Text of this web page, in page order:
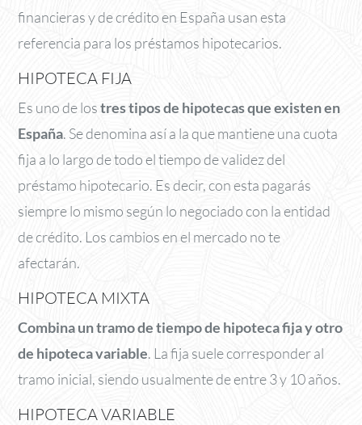
financieras y de crédito en España usan esta
referencia para los préstamos hipotecarios.
HIPOTECA FIJA
Es uno de lostres tipos de hipotecas que existen en
España. Se denomina así a la que mantiene una cuota
fija a lo largo de todo el tiempo de validez del
préstamo hipotecario. Es decir, con esta pagarás
siempre lo mismo según lo negociado con la entidad
de crédito. Los cambios en el mercado no te
afectarán.
HIPOTECA MIXTA
Combina un tramo de tiempo de hipoteca fija y otro
de hipoteca variable. La fija suele corresponder al
tramo inicial, siendo usualmente de entre 3 y 10 años.
HIPOTECA VARIABLE